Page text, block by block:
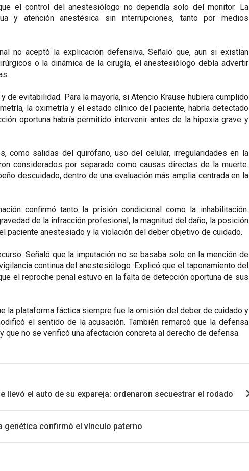
el control del anestesiólogo no dependía solo del monitor. La
y atención anestésica sin interrupciones, tanto por medios
no aceptó la explicación defensiva. Señaló que, aun si existían
o la dinámica de la cirugía, el anestesiólogo debía advertir
de evitabilidad. Para la mayoría, si Atencio Krause hubiera cumplido
la oximetría y el estado clínico del paciente, habría detectado
oportuna habría permitido intervenir antes de la hipoxia grave y
como salidas del quirófano, uso del celular, irregularidades en la
considerados por separado como causas directas de la muerte.
descuidado, dentro de una evaluación más amplia centrada en la
confirmó tanto la prisión condicional como la inhabilitación.
de la infracción profesional, la magnitud del daño, la posición
paciente anestesiado y la violación del deber objetivo de cuidado.
Señaló que la imputación no se basaba solo en la mención de
continua del anestesiólogo. Explicó que el taponamiento del
el reproche penal estuvo en la falta de detección oportuna de sus
la plataforma fáctica siempre fue la omisión del deber de cuidado y
el sentido de la acusación. También remarcó que la defensa
que no se verificó una afectación concreta al derecho de defensa.
llevó el auto de su expareja: ordenaron secuestrar el rodado
genética confirmó el vínculo paterno